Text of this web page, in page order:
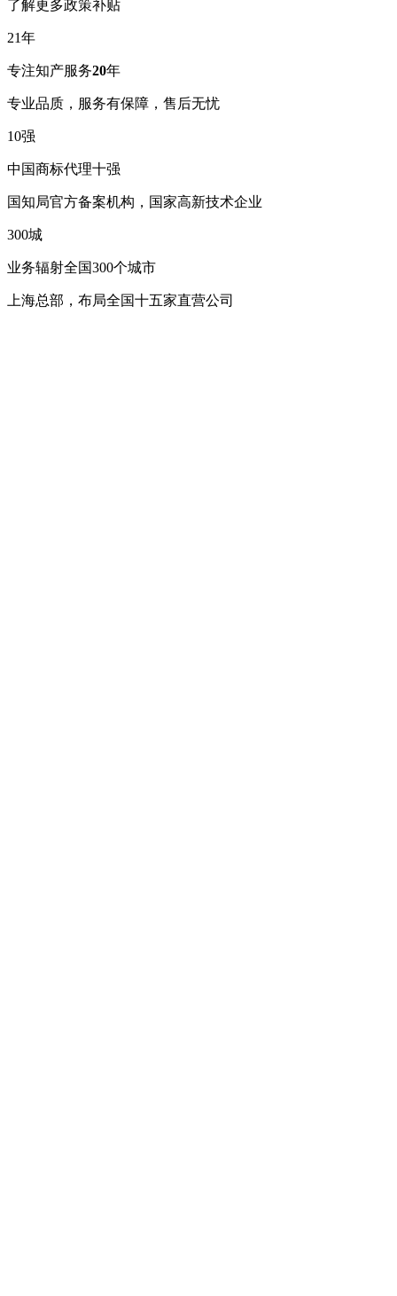
了解更多政策补贴
21年
专注知产服务20年
专业品质，服务有保障，售后无忧
10强
中国商标代理十强
国知局官方备案机构，国家高新技术企业
300城
业务辐射全国300个城市
上海总部，布局全国十五家直营公司